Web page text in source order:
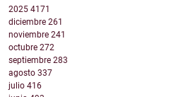
2025 4171
diciembre 261
noviembre 241
octubre 272
septiembre 283
agosto 337
julio 416